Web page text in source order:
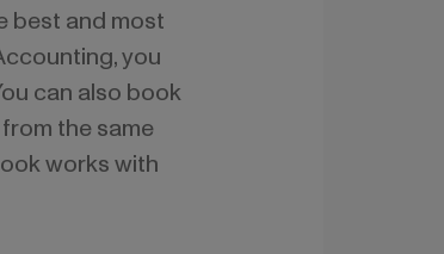
best and most
you
can also book
the same
works with